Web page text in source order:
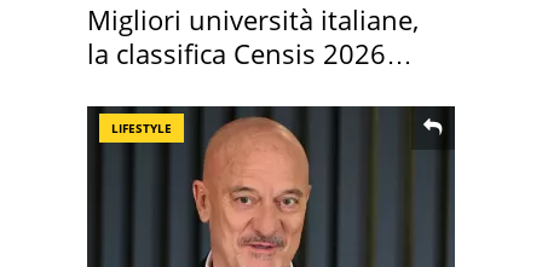
Migliori università italiane,
la classifica Censis 2026
LIFESTYLE